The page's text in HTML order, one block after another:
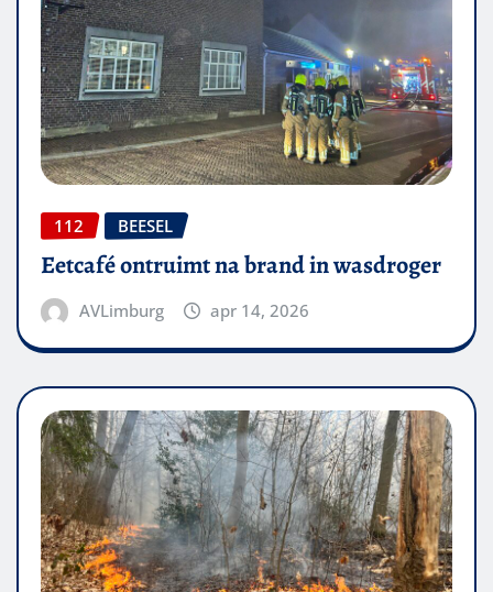
112 BEESEL
Eetcafé ontruimt na brand in wasdroger
AVLimburg apr 14, 2026